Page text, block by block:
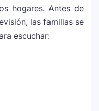
hogares. Antes de
las familias se
escuchar: